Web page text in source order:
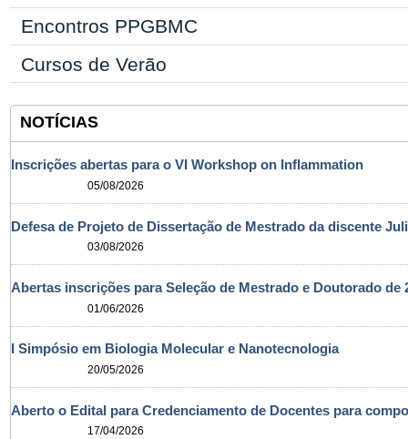
Encontros PPGBMC
Cursos de Verão
NOTÍCIAS
Inscrições abertas para o VI Workshop on Inflammation
05/08/2026
Defesa de Projeto de Dissertação de Mestrado da discente
03/08/2026
Abertas inscrições para Seleção de Mestrado e Doutorado de
01/06/2026
I Simpósio em Biologia Molecular e Nanotecnologia
20/05/2026
Aberto o Edital para Credenciamento de Docentes para
17/04/2026